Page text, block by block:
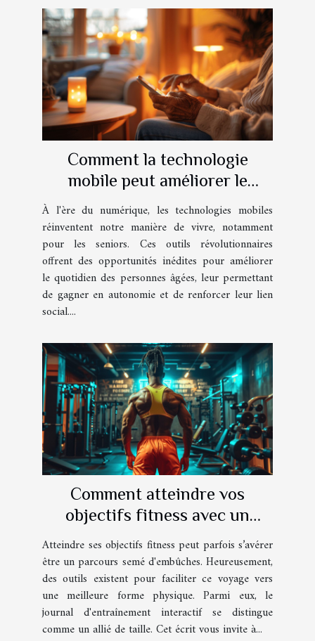
Comment la technologie
mobile peut améliorer le
quotidien des seniors
À l'ère du numérique, les technologies mobiles
réinventent notre manière de vivre, notamment
pour les seniors. Ces outils révolutionnaires
offrent des opportunités inédites pour améliorer
le quotidien des personnes âgées, leur permettant
de gagner en autonomie et de renforcer leur lien
social....
Comment atteindre vos
objectifs fitness avec un
journal d'entraînement
interactif
Atteindre ses objectifs fitness peut parfois s’avérer
être un parcours semé d'embûches. Heureusement,
des outils existent pour faciliter ce voyage vers
une meilleure forme physique. Parmi eux, le
journal d'entraînement interactif se distingue
comme un allié de taille. Cet écrit vous invite à...